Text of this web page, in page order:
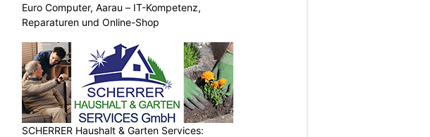
Euro Computer, Aarau – IT-Kompetenz,
Reparaturen und Online-Shop
SCHERRER Haushalt & Garten Services: